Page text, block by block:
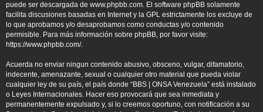
puede ser descargada de www.phpbb.com. El software phpBB solamente
facilita discusiones basadas en Internet y la GPL estrictamente los excluye de
lo que aprobamos y/o desaprobamos como conductas y/o contenido
permisible. Para más información sobre phpBB, por favor visite:
https://www.phpbb.com/.
Acuerda no enviar ningun contenido abusivo, obsceno, vulgar, difamatorio,
indecente, amenazante, sexual o cualquier otro material que pueda violar
cualquier ley de su país, el país donde “BBS | ONSA Venezuela” está instalado
o Leyes Internacionales. Hacer eso provocará que sea inmediata y
permanentemente expulsado y, si lo creemos oportuno, con notificación a su